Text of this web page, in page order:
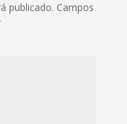
publicado. Campos